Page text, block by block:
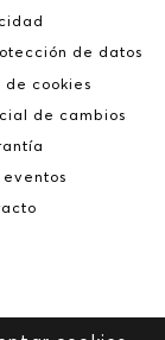
de datos
de cookies
de cambios
eventos